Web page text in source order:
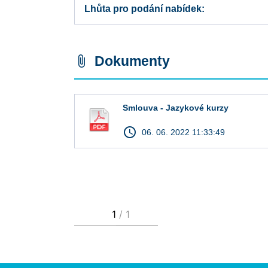
Lhůta pro podání nabídek
attach_file Dokumenty
Smlouva - Jazykové kurzy
access_time 06. 06. 2022 11:33:49